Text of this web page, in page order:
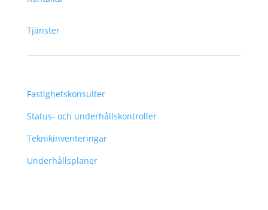
Tjänster
Fastighetskonsulter
Status- och underhållskontroller
Teknikinventeringar
Underhållsplaner